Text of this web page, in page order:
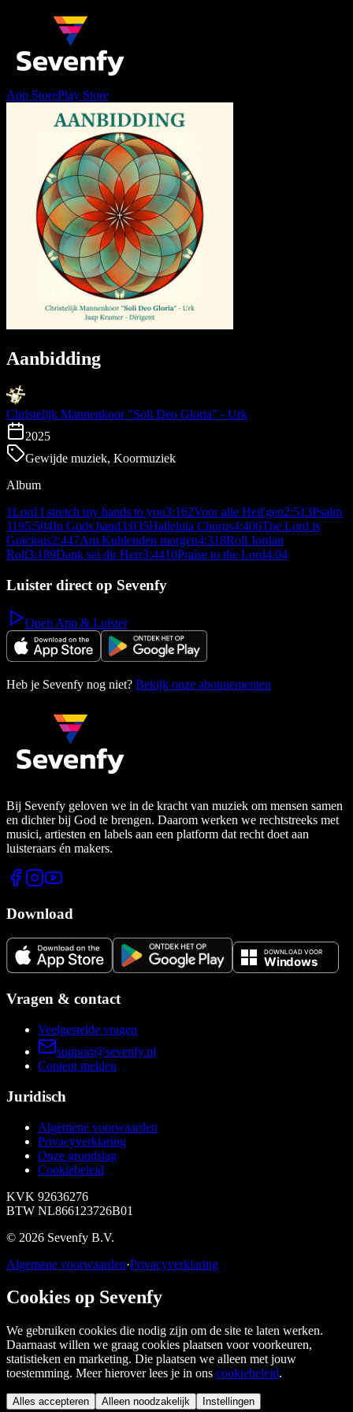
App StorePlay Store
Aanbidding
Christelijk Mannenkoor "Soli Deo Gloria" - Urk
2025
Gewijde muziek, Koormuziek
Album
1Lord I stretch my hands to you3:162Voor alle Heil'gen2:513Psalm
1195:504In Gods hand3:035Halleluia Chorus4:406The Lord is
Gracious2:447Am Kuhlenden morgen4:318Roll Jordan
Roll3:189Dank sei dir Herr3:4410Praise to the Lord4:04
Luister direct op Sevenfy
Open App & Luister
Heb je Sevenfy nog niet? Bekijk onze abonnementen
Bij Sevenfy geloven we in de kracht van muziek om mensen samen
en dichter bij God te brengen. Daarom werken we rechtstreeks met
musici, artiesten en labels aan een platform dat recht doet aan
luisteraars én makers.
Download
Vragen & contact
Veelgestelde vragen
support@sevenfy.nl
Content melden
Juridisch
Algemene voorwaarden
Privacyverklaring
Onze grondslag
Cookiebeleid
KVK 92636276
BTW NL866123726B01
© 2026 Sevenfy B.V.
Algemene voorwaarden·Privacyverklaring
Cookies op Sevenfy
We gebruiken cookies die nodig zijn om de site te laten werken.
Daarnaast willen we graag cookies plaatsen voor voorkeuren,
statistieken en marketing. Die plaatsen we alleen met jouw
toestemming. Meer hierover lees je in ons cookiebeleid.
Alles accepteren Alleen noodzakelijk Instellingen